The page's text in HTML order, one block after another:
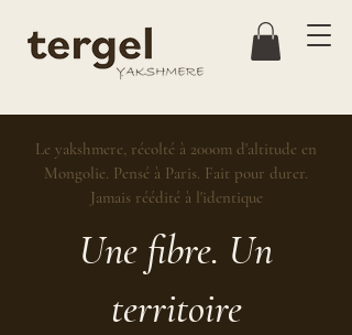
Le yakshmere, récolté à 2000m d'altitude en
Mongolie. Pensé à Paris. Fait pour durer.
Jamais réédité à l'identique
Une fibre. Un
territoire